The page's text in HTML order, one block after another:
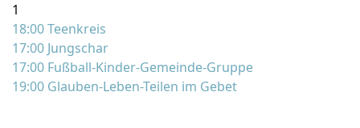
1
18:00 Teenkreis
17:00 Jungschar
17:00 Fußball-Kinder-Gemeinde-Gruppe
19:00 Glauben-Leben-Teilen im Gebet